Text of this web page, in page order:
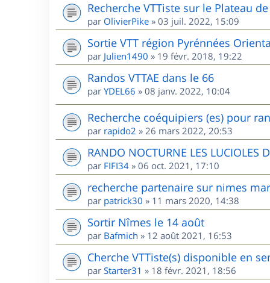
Recherche VTTiste sur le Plateau
par OlivierPike » 03 juil. 2022, 15:09
Sortie VTT région Pyrénnées
par Julien1490 » 19 févr. 2018, 19:22
Randos VTTAE dans le 66
par YDEL66 » 08 janv. 2022, 10:04
Recherche coéquipiers (es) pour
par rapido2 » 26 mars 2022, 20:53
RANDO NOCTURNE LES LUCIOLES
par FIFI34 » 06 oct. 2021, 17:10
recherche partenaire sur nimes
par patrick30 » 11 mars 2020, 14:38
Sortir Nîmes le 14 août
par Bafmich » 12 août 2021, 16:53
Cherche VTTiste(s) disponible en
par Starter31 » 18 févr. 2021, 18:56